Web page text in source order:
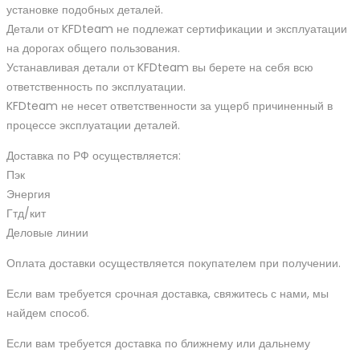
установке подобных деталей.
Детали от KFDteam не подлежат сертификации и эксплуатации
на дорогах общего пользования.
Устанавливая детали от KFDteam вы берете на себя всю
ответственность по эксплуатации.
KFDteam не несет ответственности за ущерб причиненный в
процессе эксплуатации деталей.
Доставка по РФ осуществляется:
Пэк
Энергия
Гтд/кит
Деловые линии
Оплата доставки осуществляется покупателем при получении.
Если вам требуется срочная доставка, свяжитесь с нами, мы
найдем способ.
Если вам требуется доставка по ближнему или дальнему